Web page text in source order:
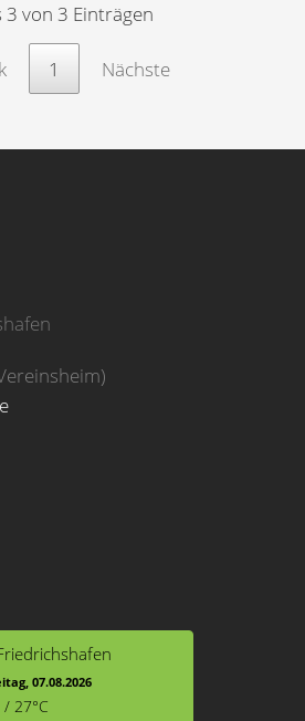
3 von 3 Einträgen
1 Nächste
07.08.2026
/ 27°C